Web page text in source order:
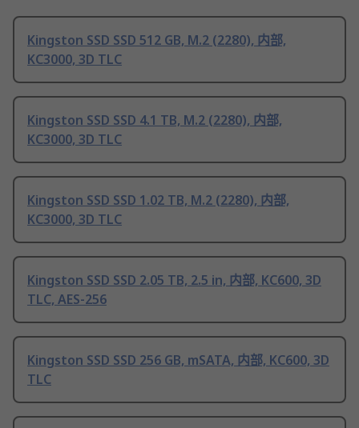
Kingston SSD SSD 512 GB, M.2 (2280), 内部,
KC3000, 3D TLC
Kingston SSD SSD 4.1 TB, M.2 (2280), 内部,
KC3000, 3D TLC
Kingston SSD SSD 1.02 TB, M.2 (2280), 内部,
KC3000, 3D TLC
Kingston SSD SSD 2.05 TB, 2.5 in, 内部, KC600, 3D
TLC, AES-256
Kingston SSD SSD 256 GB, mSATA, 内部, KC600, 3D
TLC